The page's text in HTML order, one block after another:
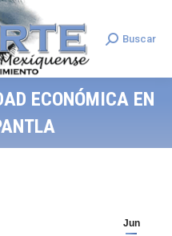
Search:
Buscar
ECONÓMICA EN
Jun